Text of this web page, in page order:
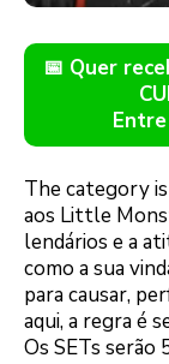
📅 Quer
The category
aos Little
lendários e a
como a sua
para causar,
aqui, a regra é
Os SETs serão